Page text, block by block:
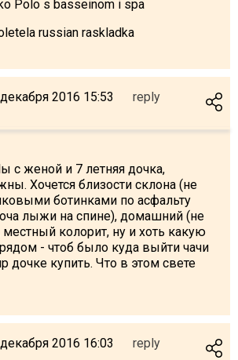
Polo s basseinom i spa
russian raskladka
2016 15:53 reply
с женой и 7 летняя дочка,
Хочется близости склона (не
ботинками по асфальту
лыжи на спине), домашний (не
колорит, ну и хоть какую
- чтоб было куда выйти чачи
дочке купить. Что в этом свете
2016 16:03 reply